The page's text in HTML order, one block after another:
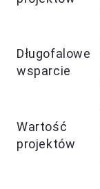
Długofalowe
wsparcie
Wartość
projektów